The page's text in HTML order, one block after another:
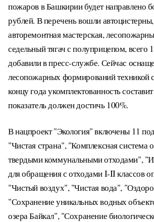
пожаров в Башкирии будет направлено
рублей. В перечень вошли
авторемонтная мастерская,
седельный тягач с полуприцепом, всего
добавили в пресс-службе. Сейчас
лесопожарных формирований техникой
концу года укомплектованность
показатель должен достичь 100%.
В нацпроект "Экология" включены 11
"Чистая страна", "Комплексная система
твердыми коммунальными отходами",
для обращения с отходами I-II классов
"Чистый воздух", "Чистая вода",
"Сохранение уникальных водных
озера Байкал", "Сохранение